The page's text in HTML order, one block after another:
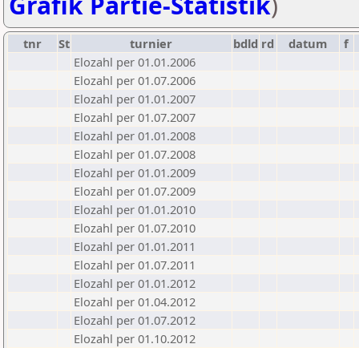
tnr St turnier bdld rd datum
f
Elozahl per 01.01.2006
Elozahl per 01.07.2006
Elozahl per 01.01.2007
Elozahl per 01.07.2007
Elozahl per 01.01.2008
Elozahl per 01.07.2008
Elozahl per 01.01.2009
Elozahl per 01.07.2009
Elozahl per 01.01.2010
Elozahl per 01.07.2010
Elozahl per 01.01.2011
Elozahl per 01.07.2011
Elozahl per 01.01.2012
Elozahl per 01.04.2012
Elozahl per 01.07.2012
Elozahl per 01.10.2012